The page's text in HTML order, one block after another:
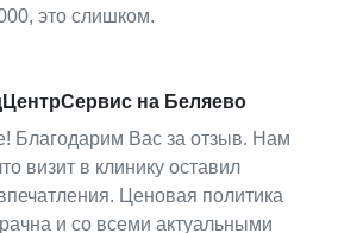
это слишком.
на Беляево
Благодарим Вас за отзыв. Нам
визит в клинику оставил
Ценовая политика
и со всеми актуальными